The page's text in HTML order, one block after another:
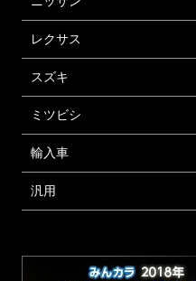
レクサス
スズキ
ミツビシ
輸入車
汎用